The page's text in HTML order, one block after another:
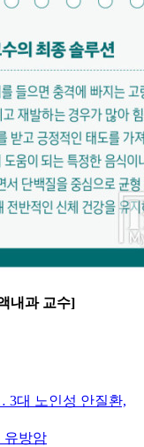
내과 교수]
3대 노인성 안질환,
유방암